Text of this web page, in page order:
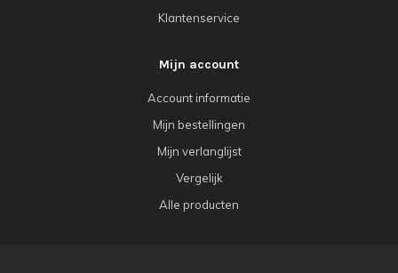
Klantenservice
Mijn account
Account informatie
Mijn bestellingen
Mijn verlanglijst
Vergelijk
Alle producten